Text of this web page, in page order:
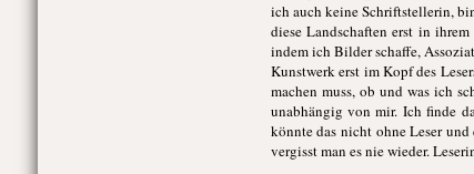
ich auch keine Schriftstellerin,
diese Landschaften erst in
indem ich Bilder schaffe,
Kunstwerk erst im Kopf des
machen muss, ob und was ich
unabhängig von mir. Ich finde
könnte das nicht ohne Leser
vergisst man es nie wieder.